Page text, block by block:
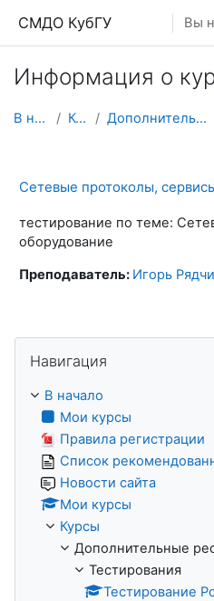
СМДО КубГУ Вы
Информация о
В начало Курсы Дополнительные ресурсы
Сетевые протоколы,
тестирование по теме:
оборудование
Преподаватель: Игорь
Навигация
В начало
Мои курсы
Правила регистрации
Список
Новости сайта
Мои курсы
Курсы
Дополнительные
Тестирования
Тестирование